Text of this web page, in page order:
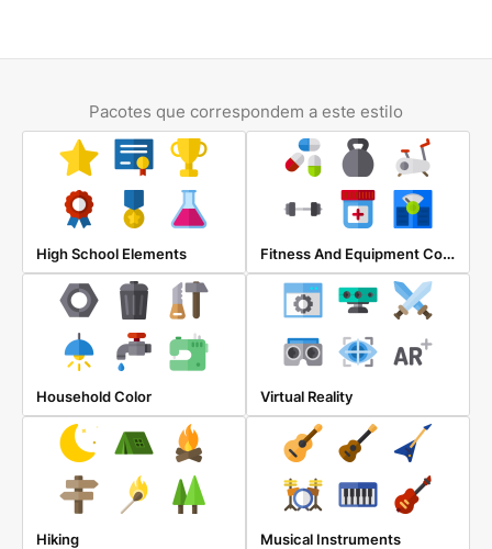
Pacotes que correspondem a este estilo
High School Elements Fitness And Equipment Color
Household Color Virtual Reality
Hiking Musical Instruments